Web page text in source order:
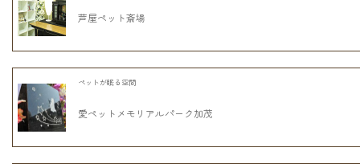
芦屋ペット斎場
ペットが眠る空間
愛ペットメモリアルパーク加茂